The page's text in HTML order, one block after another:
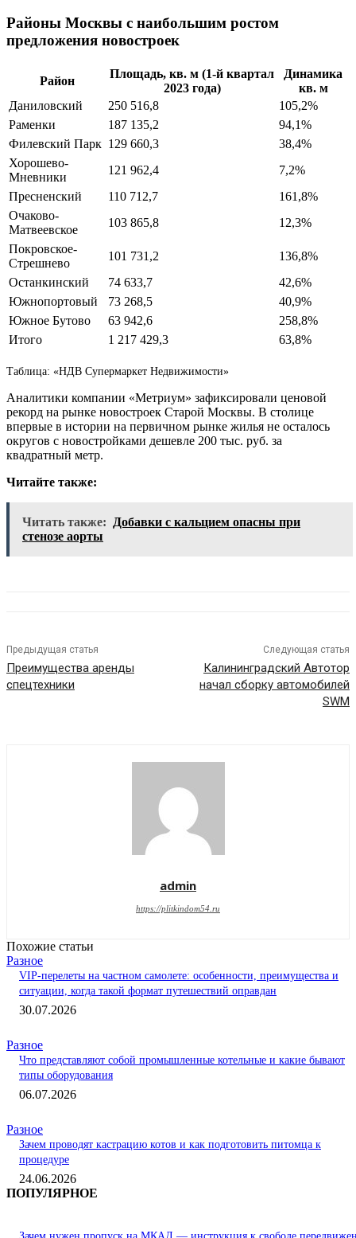
Районы Москвы с наибольшим ростом
предложения новостроек
Район
Площадь, кв. м (1-й квартал
2023 года)
Динамика
кв. м
Даниловский
250 516,8
105,2%
Раменки
187 135,2
94,1%
Филевский Парк 129 660,3
38,4%
Хорошево-
Мневники
121 962,4
7,2%
Пресненский
110 712,7
161,8%
Очаково-
Матвеевское
103 865,8
12,3%
Покровское-
Стрешнево
101 731,2
136,8%
Останкинский
74 633,7
42,6%
Южнопортовый
73 268,5
40,9%
Южное Бутово
63 942,6
258,8%
Итого
1 217 429,3 63,8%
Таблица: «НДВ Супермаркет Недвижимости»
Аналитики компании «Метриум» зафиксировали ценовой
рекорд на рынке новостроек Старой Москвы. В столице
впервые в истории на первичном рынке жилья не осталось
округов с новостройками дешевле 200 тыс. руб. за
квадратный метр.
Читайте также:
Читать также:
Добавки с кальцием опасны при
стенозе аорты
Предыдущая статья
Преимущества аренды
спецтехники
Следующая статья
Калининградский Автотор
начал сборку автомобилей
SWM
admin
https://plitkindom54.ru
Похожие статьи
Разное
VIP-перелеты на частном самолете: особенности, преимущества и
ситуации, когда такой формат путешествий оправдан
30.07.2026
Разное
Что представляют собой промышленные котельные и какие бывают
типы оборудования
06.07.2026
Разное
Зачем проводят кастрацию котов и как подготовить питомца к
процедуре
24.06.2026
ПОПУЛЯРНОЕ